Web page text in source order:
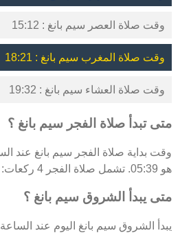
وقت صلاة العصر سيم بانغ : 15:12
وقت صلاة المغرب سيم بانغ : 18:21
وقت صلاة العشاء سيم بانغ : 19:32
متى تبدأ صلاة الفجر سيم بانغ ؟
هو 05:39. تشمل صلاة الفجر 4 ركعات: 2 فرض و2 سنة.
متى يبدأ الشروق سيم بانغ ؟
يبدأ الشروق سيم بانغ اليوم عند الساعة 05:39.